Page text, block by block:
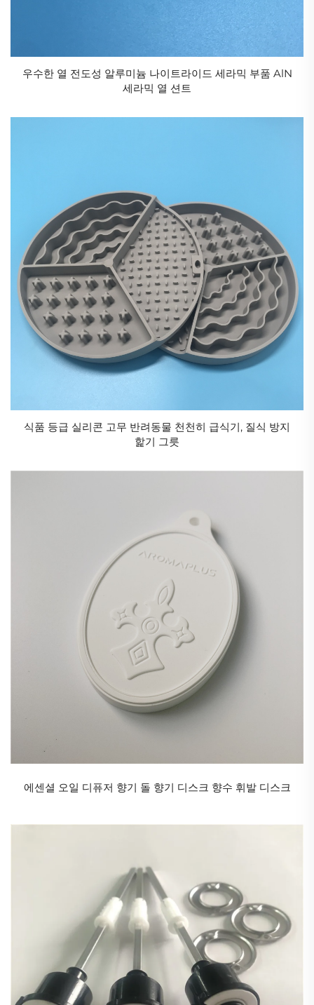
우수한 열 전도성 알루미늄 나이트라이드 세라믹 부품 AlN
세라믹 열 션트
식품 등급 실리콘 고무 반려동물 천천히 급식기, 질식 방지
핥기 그릇
에센셜 오일 디퓨저 향기 돌 향기 디스크 향수 휘발 디스크